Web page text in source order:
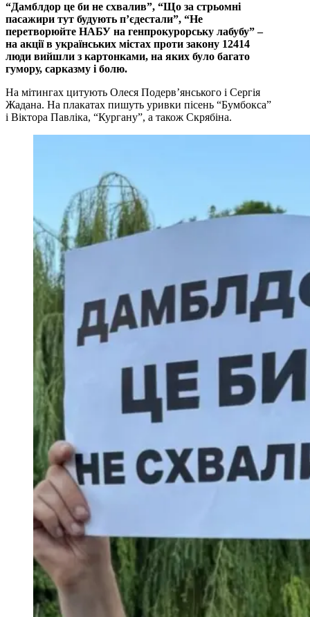
“Дамблдор це би не схвалив”, “Що за стрьомні
пасажири тут будують п’єдестали”, “Не
перетворюйте НАБУ на генпрокурорську лабубу” –
на акції в українських містах проти закону 12414
люди вийшли з картонками, на яких було багато
гумору, сарказму і болю.
На мітингах цитують Олеся Подерв’янського і Сергія
Жадана. На плакатах пишуть уривки пісень “Бумбокса”
і Віктора Павліка, “Кургану”, а також Скрябіна.